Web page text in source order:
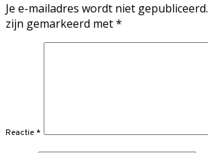
Je e-mailadres wordt niet gepubliceerd.
zijn gemarkeerd met*
Reactie *